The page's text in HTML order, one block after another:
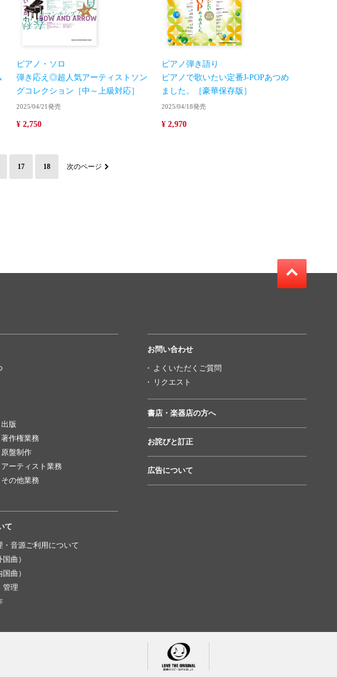
ピアノ・ソロ
弾き応え◎超人気アーティストソン
グコレクション［中～上級対応］
2025/04/21発売
¥ 2,750
ピアノ弾き語り
ピアノで歌いたい定番J-POPあつめ
ました。［豪華保存版］
2025/04/18発売
¥ 2,970
17 18 次のページ
版
作権業務
盤制作
ーティスト業務
の他業務
て
・音源ご利用について
曲）
曲）
管理
お問い合わせ
よくいただくご質問
リクエスト
書店・楽器店の方へ
お詫びと訂正
広告について